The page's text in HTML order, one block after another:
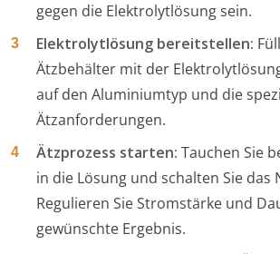
gegen die Elektrolytlösung sein.
Elektrolytlösung bereitstellen:
Ätzbehälter mit der
auf den Aluminiumtyp und die
Ätzanforderungen.
Ätzprozess starten: Tauchen Sie
in die Lösung und schalten Sie das
Regulieren Sie Stromstärke und
gewünschte Ergebnis.